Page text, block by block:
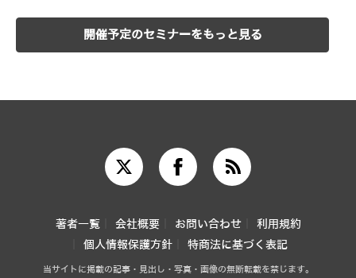
開催予定のセミナーをもっと見る
著者一覧 会社概要 お問い合わせ
利用規約
個人情報保護方針
特商法に基づく表記
当サイトに掲載の記事・見出し・写真・画像の無断転載を禁じます。